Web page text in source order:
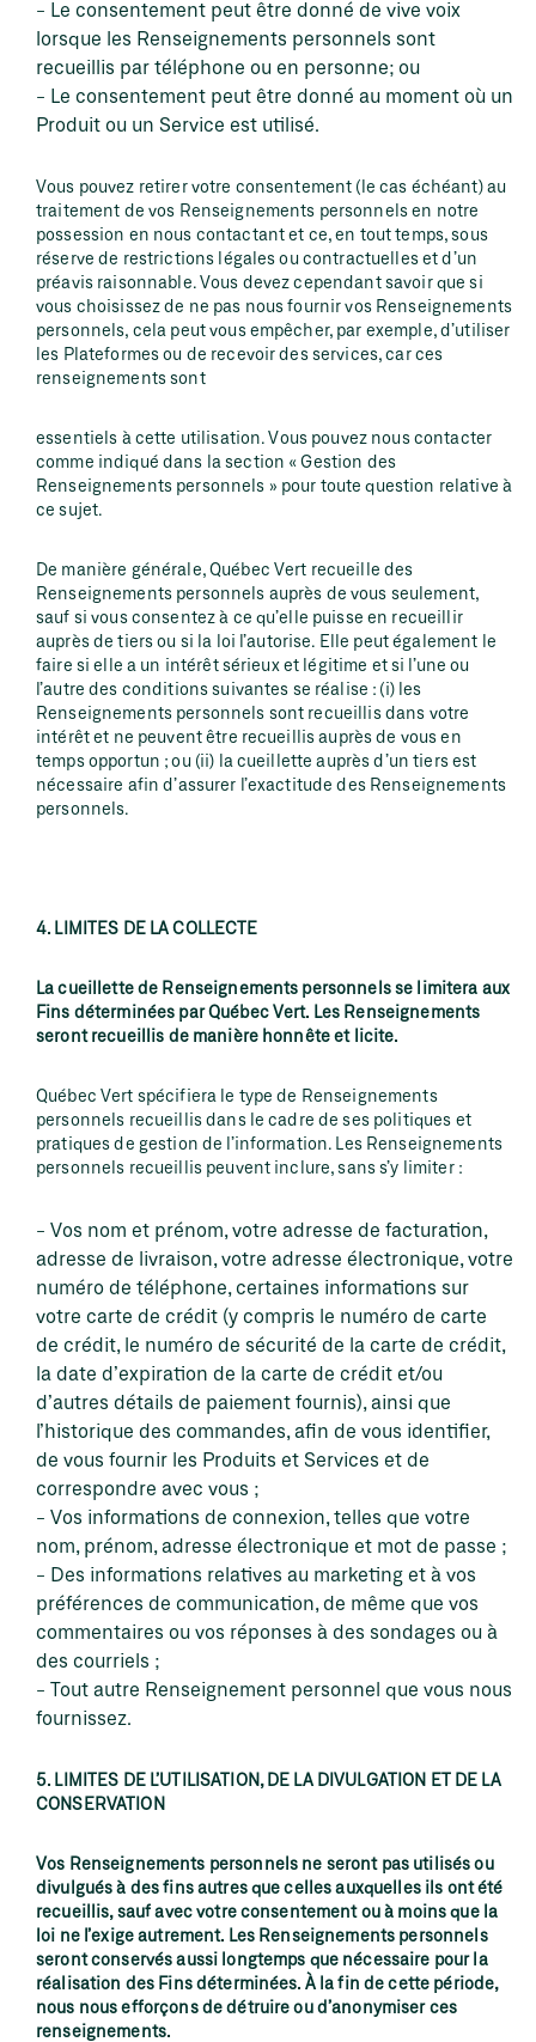
Le consentement peut être donné de vive voix
lorsque les Renseignements personnels sont
recueillis par téléphone ou en personne; ou
Le consentement peut être donné au moment où un
Produit ou un Service est utilisé.
Vous pouvez retirer votre consentement (le cas échéant) au
traitement de vos Renseignements personnels en notre
possession en nous contactant et ce, en tout temps, sous
réserve de restrictions légales ou contractuelles et d’un
préavis raisonnable. Vous devez cependant savoir que si
vous choisissez de ne pas nous fournir vos Renseignements
personnels, cela peut vous empêcher, par exemple, d’utiliser
les Plateformes ou de recevoir des services, car ces
renseignements sont
essentiels à cette utilisation. Vous pouvez nous contacter
comme indiqué dans la section « Gestion des
Renseignements personnels » pour toute question relative à
ce sujet.
De manière générale, Québec Vert recueille des
Renseignements personnels auprès de vous seulement,
sauf si vous consentez à ce qu’elle puisse en recueillir
auprès de tiers ou si la loi l’autorise. Elle peut également le
faire si elle a un intérêt sérieux et légitime et si l’une ou
l’autre des conditions suivantes se réalise : (i) les
Renseignements personnels sont recueillis dans votre
intérêt et ne peuvent être recueillis auprès de vous en
temps opportun ; ou (ii) la cueillette auprès d’un tiers est
nécessaire afin d’assurer l’exactitude des Renseignements
personnels.
4. LIMITES DE LA COLLECTE
La cueillette de Renseignements personnels se limitera aux
Fins déterminées par Québec Vert. Les Renseignements
seront recueillis de manière honnête et licite.
Québec Vert spécifiera le type de Renseignements
personnels recueillis dans le cadre de ses politiques et
pratiques de gestion de l’information. Les Renseignements
personnels recueillis peuvent inclure, sans s’y limiter :
Vos nom et prénom, votre adresse de facturation,
adresse de livraison, votre adresse électronique, votre
numéro de téléphone, certaines informations sur
votre carte de crédit (y compris le numéro de carte
de crédit, le numéro de sécurité de la carte de crédit,
la date d’expiration de la carte de crédit et/ou
d’autres détails de paiement fournis), ainsi que
l’historique des commandes, afin de vous identifier,
de vous fournir les Produits et Services et de
correspondre avec vous ;
Vos informations de connexion, telles que votre
nom, prénom, adresse électronique et mot de passe ;
Des informations relatives au marketing et à vos
préférences de communication, de même que vos
commentaires ou vos réponses à des sondages ou à
des courriels ;
Tout autre Renseignement personnel que vous nous
fournissez.
5. LIMITES DE L’UTILISATION, DE LA DIVULGATION ET DE LA
CONSERVATION
Vos Renseignements personnels ne seront pas utilisés ou
divulgués à des fins autres que celles auxquelles ils ont été
recueillis, sauf avec votre consentement ou à moins que la
loi ne l’exige autrement. Les Renseignements personnels
seront conservés aussi longtemps que nécessaire pour la
réalisation des Fins déterminées. À la fin de cette période,
nous nous efforçons de détruire ou d’anonymiser ces
renseignements.